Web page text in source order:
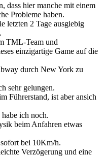
dass hier manche mit einem
Probleme haben.
letzten 2 Tage ausgiebig
TML-Team und
einzigartige Game auf die
durch New York zu
sehr gelungen.
Führerstand, ist aber ansich
ich noch.
beim Anfahren etwas
bei 10Km/h.
Verzögerung und eine